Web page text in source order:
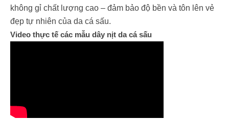
không gỉ chất lượng cao – đảm bảo độ bền và tôn lên vẻ
đẹp tự nhiên của da cá sấu.
Video thực tế các mẫu dây nịt da cá sấu